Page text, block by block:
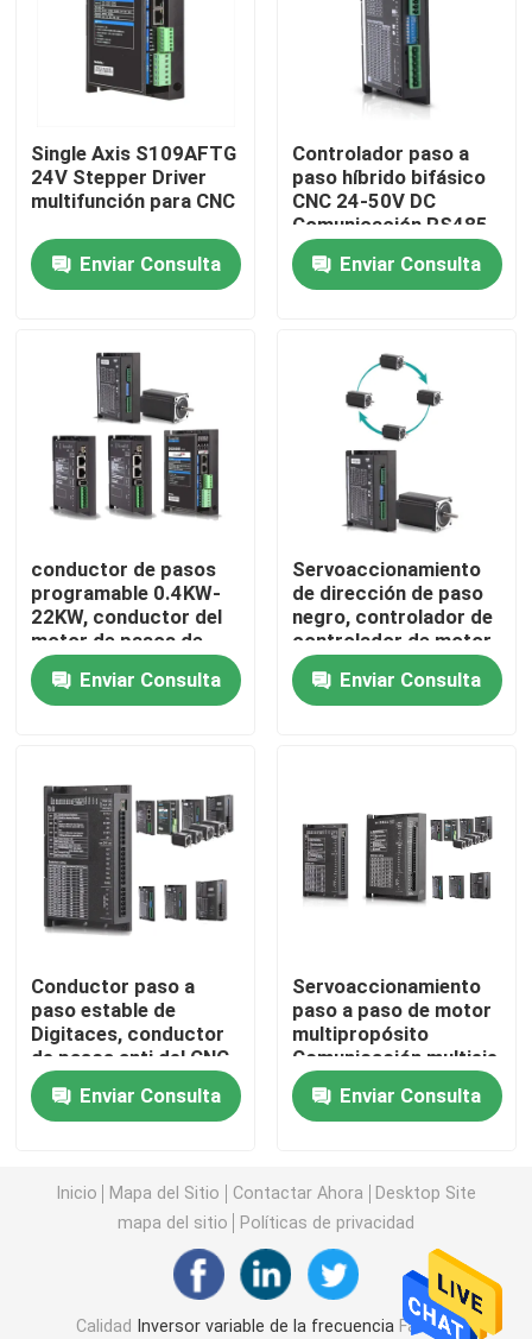
Productos
Videos
Visita a la fábrica
Control de Calidad
Solicitar una cotización
Inversor variable de la frecuencia
Inversor trifásico
impulsión variable de la frecuencia del vfd
Arrancador suave del motor
inversor solar de la bomba
Pantalla táctil de HMI
Servomotor de accionamiento
Impulsión del motor de pasos
Single Axis S109AFTG
24V Stepper Driver
multifunción para CNC
Enviar Consulta
Controlador paso a
paso híbrido bifásico
CNC 24-50V DC
Comunicación RS485
Enviar Consulta
conductor de pasos
programable 0.4KW-
22KW, conductor del
motor de pasos de
Multiscene Digitaces
Enviar Consulta
Servoaccionamiento
de dirección de paso
negro, controlador de
controlador de motor
de pasos integrado
110V Enviar Consulta
Conductor paso a
paso estable de
Digitaces, conductor
de pasos anti del CNC
de la resonancia
Enviar Consulta
Servoaccionamiento
paso a paso de motor
multipropósito
Comunicación multieje
RS485
Enviar Consulta
Inicio Mapa del Sitio Contactar Ahora
Desktop Site
mapa del sitio
Políticas de privacidad
Calidad Inversor variable de la frecuencia Fábrica